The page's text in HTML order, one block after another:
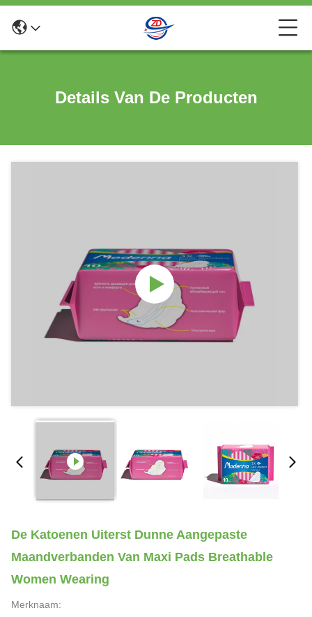
Details Van De Producten
De Katoenen Uiterst Dunne Aangepaste
Maandverbanden Van Maxi Pads Breathable
Women Wearing
Merknaam: